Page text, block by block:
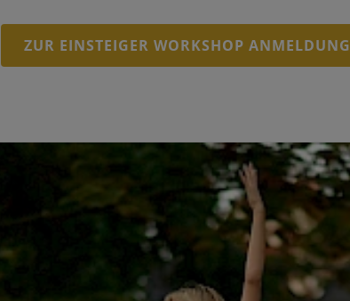
ZUR EINSTEIGER WORKSHOP ANMELDUNG